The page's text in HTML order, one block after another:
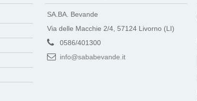
SA.BA. Bevande
Via delle Macchie 2/4, 57124 Livorno (LI)
0586/401300
info@sababevande.it